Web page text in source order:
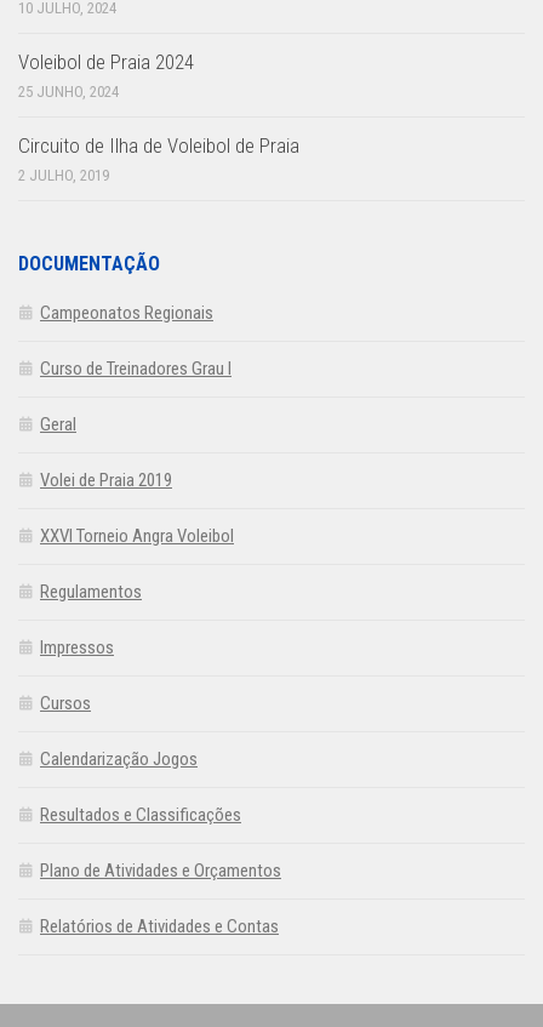
10 JULHO, 2024
Voleibol de Praia 2024
25 JUNHO, 2024
Circuito de Ilha de Voleibol de Praia
2 JULHO, 2019
DOCUMENTAÇÃO
Campeonatos Regionais
Curso de Treinadores Grau I
Geral
Volei de Praia 2019
XXVI Torneio Angra Voleibol
Regulamentos
Impressos
Cursos
Calendarização Jogos
Resultados e Classificações
Plano de Atividades e Orçamentos
Relatórios de Atividades e Contas